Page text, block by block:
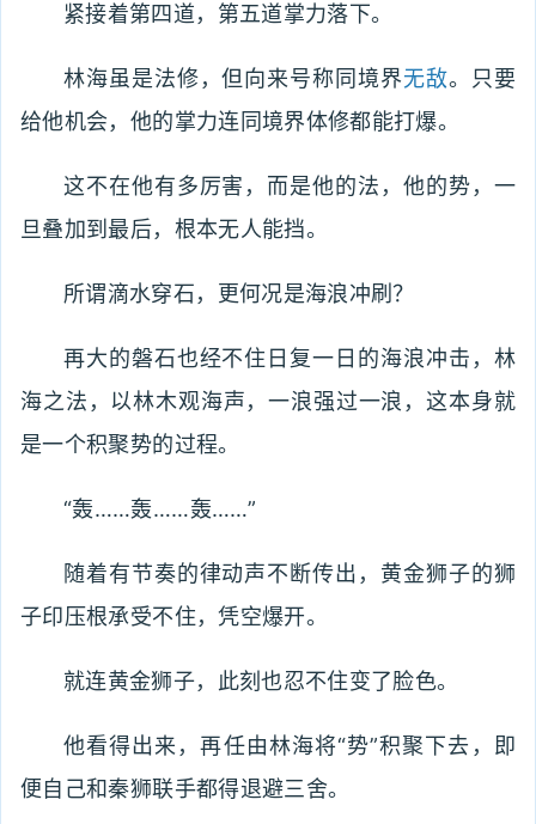
紧接着第四道，第五道掌力落下。
林海虽是法修，但向来号称同境界无敌。只要
给他机会，他的掌力连同境界体修都能打爆。
这不在他有多厉害，而是他的法，他的势，一
旦叠加到最后，根本无人能挡。
所谓滴水穿石，更何况是海浪冲刷？
再大的磐石也经不住日复一日的海浪冲击，林
海之法，以林木观海声，一浪强过一浪，这本身就
是一个积聚势的过程。
“轰……轰……轰……”
随着有节奏的律动声不断传出，黄金狮子的狮
子印压根承受不住，凭空爆开。
就连黄金狮子，此刻也忍不住变了脸色。
他看得出来，再任由林海将“势”积聚下去，即
便自己和秦狮联手都得退避三舍。